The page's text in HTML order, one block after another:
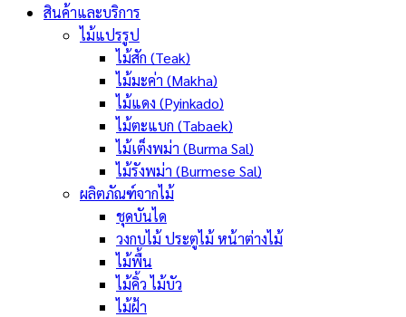
สินค้าและบริการ
ไม้แปรรูป
ไม้สัก (Teak)
ไม้มะค่า (Makha)
ไม้แดง (Pyinkado)
ไม้ตะแบก (Tabaek)
ไม้เต็งพม่า (Burma Sal)
ไม้รังพม่า (Burmese Sal)
ผลิตภัณฑ์จากไม้
ชุดบันได
วงกบไม้ ประตูไม้ หน้าต่างไม้
ไม้พื้น
ไม้คิ้ว ไม้บัว
ไม้ฝ้า